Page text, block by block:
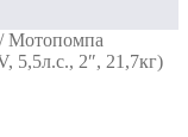
/Мотопомпа
5,5л.с., 2″, 21,7кг)